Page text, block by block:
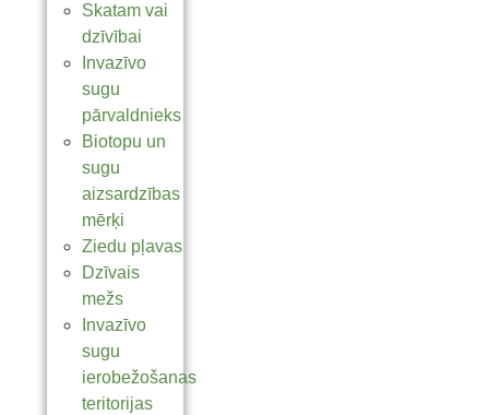
Skatam vai
dzīvībai
Invazīvo
sugu
pārvaldnieks
Biotopu un
sugu
aizsardzības
mērķi
Ziedu pļavas
Dzīvais
mežs
Invazīvo
sugu
ierobežošanas
teritorijas